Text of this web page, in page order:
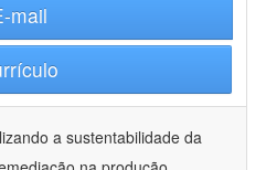
mail
a sustentabilidade da